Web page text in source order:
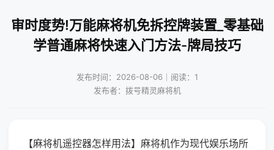
审时度势!万能麻将机免拆控牌装置_零基础
学普通麻将快速入门方法-牌局技巧
发布时间：2026-08-06｜阅读：1
发布者：拨号精灵麻将机
【麻将机遥控器怎样用法】麻将机作为现代娱乐场所